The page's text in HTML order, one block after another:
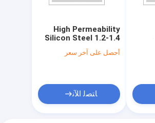
High Permeability
Silicon Steel 1.2-1.4
Permeability HV150-
HV200 Hardness
أحصل على آخر سعر
ﺎﺘﺼﻟ ﺍﻶﻧ